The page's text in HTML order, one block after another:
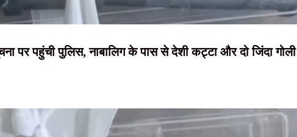
पर पहुंची पुलिस, नाबालिग के पास से देशी कट्टा और दो जिंदा गोली